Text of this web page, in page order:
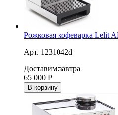
Рожковая кофеварка Lelit
Арт. 1231042d
Доставим:завтра
65 000 Р
В корзину